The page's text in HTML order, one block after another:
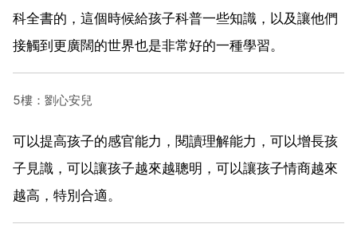
科全書的，這個時候給孩子科普一些知識，以及讓他們
接觸到更廣闊的世界也是非常好的一種學習。
5樓：劉心安兒
可以提高孩子的感官能力，閱讀理解能力，可以增長孩
子見識，可以讓孩子越來越聰明，可以讓孩子情商越來
越高，特別合適。